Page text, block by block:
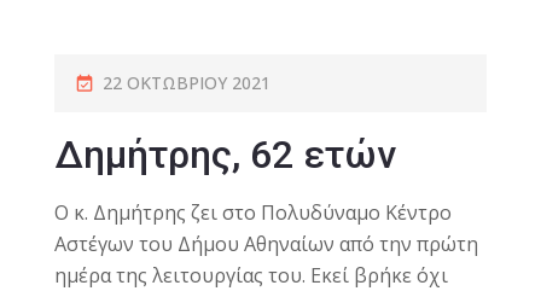
22 ΟΚΤΩΒΡΊΟΥ 2021
Δημήτρης, 62 ετών
Ο κ. Δημήτρης ζει στο Πολυδύναμο Κέντρο
Αστέγων του Δήμου Αθηναίων από την πρώτη
ημέρα της λειτουργίας του. Εκεί βρήκε όχι